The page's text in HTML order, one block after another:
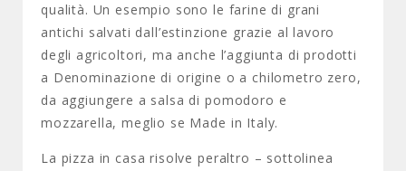
qualità. Un esempio sono le farine di grani
antichi salvati dall’estinzione grazie al lavoro
degli agricoltori, ma anche l’aggiunta di prodotti
a Denominazione di origine o a chilometro zero,
da aggiungere a salsa di pomodoro e
mozzarella, meglio se Made in Italy.
La pizza in casa risolve peraltro – sottolinea